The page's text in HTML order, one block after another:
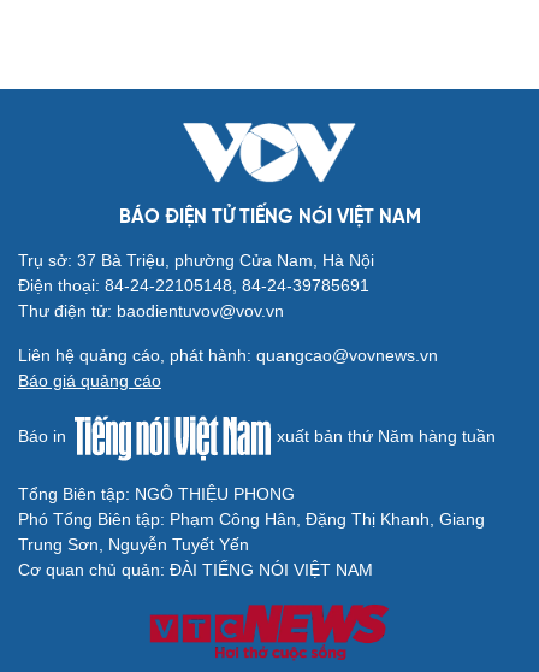
Cải chính
BÁO ĐIỆN TỬ TIẾNG NÓI VIỆT NAM
Trụ sở: 37 Bà Triệu, phường Cửa Nam, Hà Nội
Điện thoại: 84-24-22105148, 84-24-39785691
Thư điện tử: baodientuvov@vov.vn
Liên hệ quảng cáo, phát hành: quangcao@vovnews.vn
Báo giá quảng cáo
Báo in xuất bản thứ Năm hàng tuần
Tổng Biên tập: NGÔ THIỆU PHONG
Phó Tổng Biên tập: Phạm Công Hân, Đặng Thị Khanh, Giang
Trung Sơn, Nguyễn Tuyết Yến
Cơ quan chủ quản: ĐÀI TIẾNG NÓI VIỆT NAM